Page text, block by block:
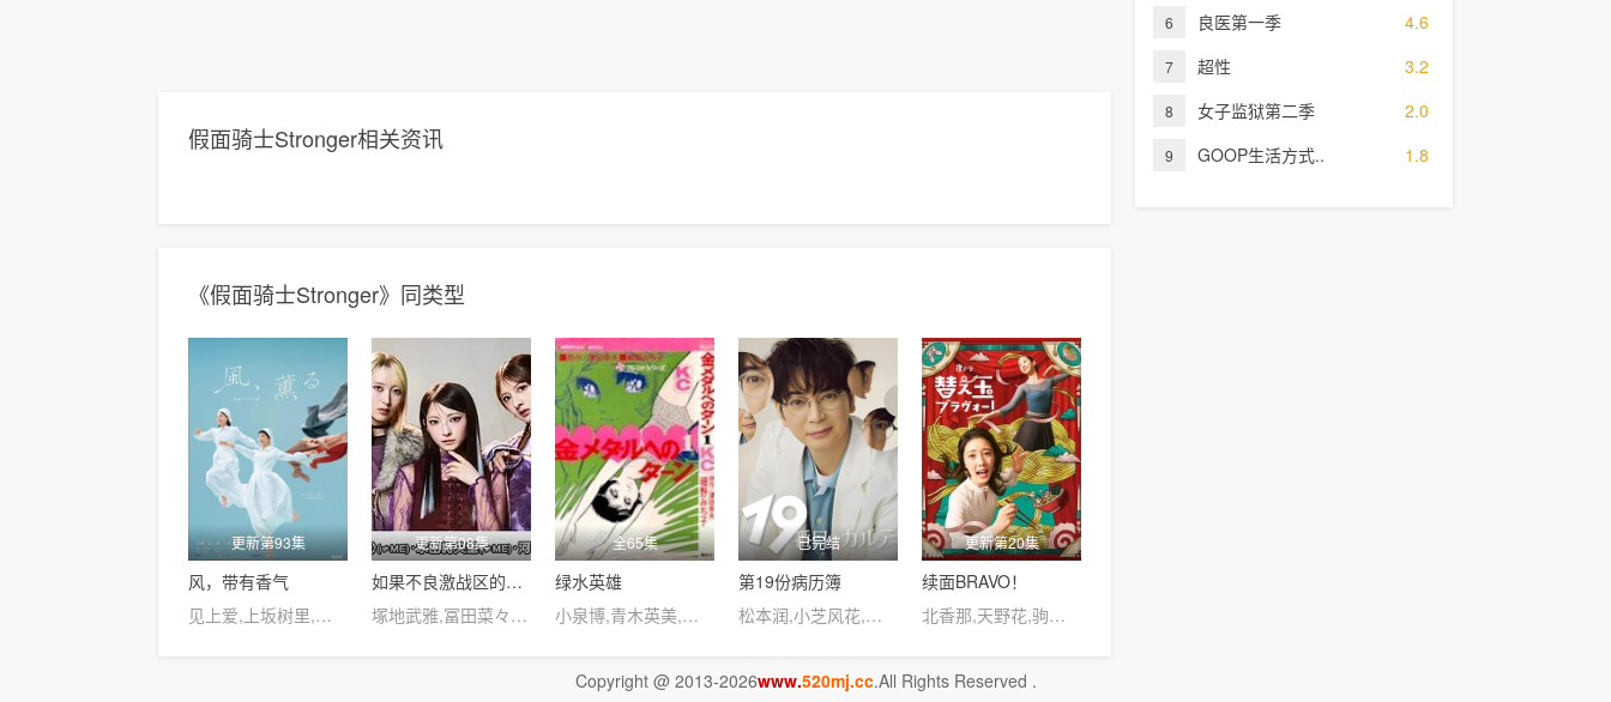
假面骑士Stronger相关资讯
《假面骑士Stronger》同类型
更新第93集
风，带有香气
见上爱,上坂树里,水野美纪,早坂美海,小林隆,小林虎之介,津崎史郎,岩瀬顕子,三浦贵大,根岸季衣,大岛美幸,义达祐未,たくや,原田泰造,北村一辉,佐野晶哉,藤原季节,林裕太,坂东弥十郎,内田慈,小倉史也,片冈鹤太郎,松金米子,广冈由里子,春海四方,多部未华子,高岛政宏,二田絢乃,中田青渚,井上向日葵,丸山礼,研直子,生田绘梨花,菊池亚希子,中井友望,木越明,原嶋凛,玄理,伊势志摩,古川雄大,坂口涼
更新第08集
如果不良激战区的四天王转生成了偶像团体
塚地武雅,冨田菜々風,櫻井もも,鈴木瞳美,蟹沢萌子,谷崎早耶,本田珠由記,落合希来里,尾木波菜,永田詩央里,河口夏音,川中子奈月心
全65集
绿水英雄
小泉博,青木英美,梅田智子
已完结
第19份病历簿
松本润,小芝风花,新田真剑佑,木村佳乃,田中泯
更新第20集
续面BRAVO！
北香那,天野花,驹木根葵汰,葵揚,キンタロー。,野添义弘
6 良医第一季 4.6
7 超性 3.2
8 女子监狱第二季 2.0
9 GOOP生活方式.. 1.8
Copyright @ 2013-2026www.520mj.cc.All Rights Reserved .